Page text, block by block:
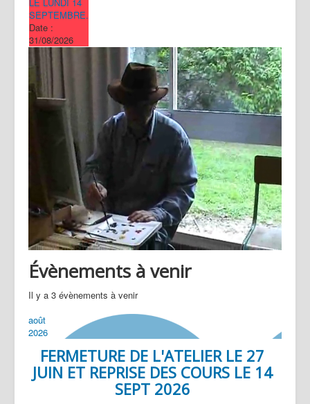
LE LUNDI 14
SEPTEMBRE.
Date :
31/08/2026
Évènements à venir
Il y a 3 évènements à venir
août
2026
FERMETURE DE L'ATELIER LE 27
JUIN ET REPRISE DES COURS LE 14
SEPT 2026